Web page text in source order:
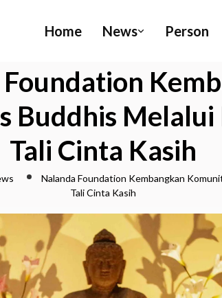
Home News Person
Buddhis Melalui
Tali Cinta Kasih
Nalanda Foundation Kembangkan
Tali Cinta Kasih